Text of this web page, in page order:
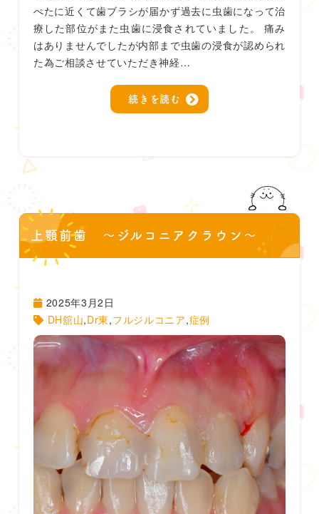
ぺたに近くて歯ブラシが届かず過去に虫歯になって治
療した部位がまた虫歯に浸食されていました。 痛み
はありませんでしたが内部まで虫歯の浸食が認められ
た為ご相談させていただき神経…
続きを読む
上顎前歯 〜ジルコニアクラウン〜
2025年3月2日
DH舘山,Dr東,フルジルコニア,症例